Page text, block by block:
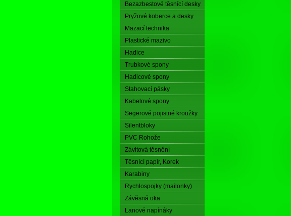
Bezazbestové těsnící desky
Pryžové koberce a desky
Mazací technika
Plastické mazivo
Hadice
Trubkové spony
Hadicové spony
Stahovací pásky
Kabelové spony
Segerové pojistné kroužky
Silentbloky
PVC Rohože
Závitová těsnění
Těsnící papír, Korek
Karabiny
Rychlospojky (mailonky)
Závěsná oka
Lanové napínáky